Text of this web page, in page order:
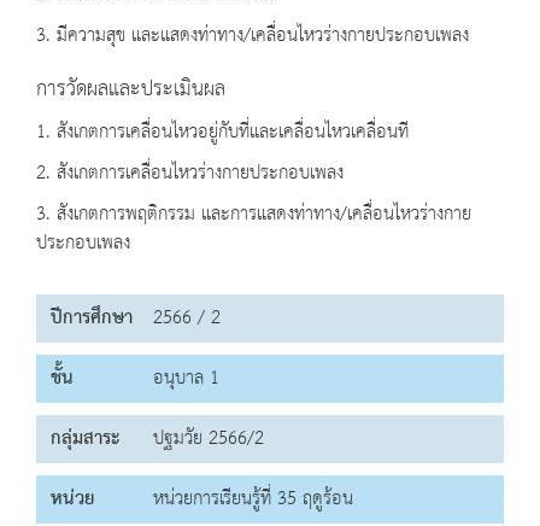
3. มีความสุข และแสดงท่าทาง/เคลื่อนไหวร่างกายประกอบเพลง
การวัดผลและประเมินผล
1. สังเกตการเคลื่อนไหวอยู่กับที่และเคลื่อนไหวเคลื่อนที
2. สังเกตการเคลื่อนไหวร่างกายประกอบเพลง
3. สังเกตการพฤติกรรม และการแสดงท่าทาง/เคลื่อนไหวร่างกาย
ประกอบเพลง
ปีการศึกษา 2566 / 2
ชั้น
อนุบาล 1
กลุ่มสาระ
ปฐมวัย 2566/2
หน่วย
หน่วยการเรียนรู้ที่ 35 ฤดูร้อน